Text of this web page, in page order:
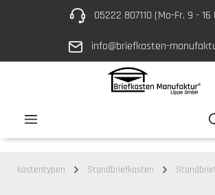
Zum Hauptinhalt springen05222 807110 (Mo-Fr. 9 - 16
info@briefkasten-
Briefkastentypen Standbriefkasten